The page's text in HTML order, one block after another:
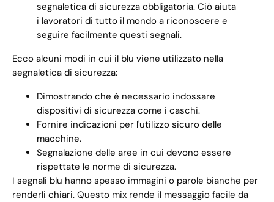
segnaletica di sicurezza obbligatoria. Ciò aiuta
i lavoratori di tutto il mondo a riconoscere e
seguire facilmente questi segnali.
Ecco alcuni modi in cui il blu viene utilizzato nella
segnaletica di sicurezza:
Dimostrando che è necessario indossare
dispositivi di sicurezza come i caschi.
Fornire indicazioni per l'utilizzo sicuro delle
macchine.
Segnalazione delle aree in cui devono essere
rispettate le norme di sicurezza.
I segnali blu hanno spesso immagini o parole bianche per
renderli chiari. Questo mix rende il messaggio facile da